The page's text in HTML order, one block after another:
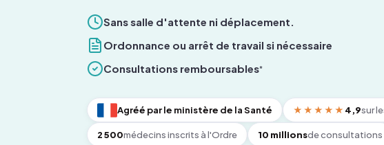
Sans salle d'attente ni déplacement.
Ordonnance ou arrêt de travail si nécessaire
Consultations remboursables*
Agréé par le ministère de la Santé ★★★★★ 4,9sur
2 500médecins inscrits à l'Ordre 10 millionsde consultations